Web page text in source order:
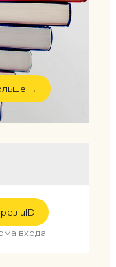
→
uID
входа